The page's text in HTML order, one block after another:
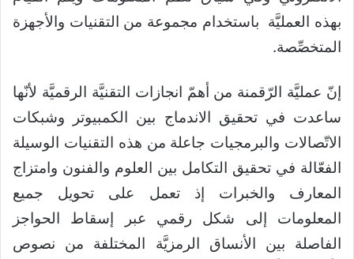
بهذه العمليَّة باستخدام مجموعة من التقنيات والأجهزة
المتخصِّصة.
إنّ عمليَّة الرّقمنة من أهمّ انجازات التقنيَّة الرقميَّة لأنّها
ساعدت في تحقيق الاندماج بين الكمبيوتر وشبكات
الاتّصالات والبرمجيات جاعلة من هذه التقنيات الوسيلة
الفعّالة في تحقيق التكامل بين العلوم والفنون وامتزاج
المعارف والخبرات إذ تعمل على تحويل جميع
المعلومات إلى شكل رقمي عبر إسقاط الحواجز
الفاصلة بين الأنساق الرمزيَّة المختلفة من نصوص